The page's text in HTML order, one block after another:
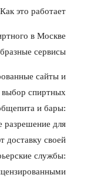
Как это работает?
в Москве
сервисы:
сайты и
спиртных
и бары:
разрешение для
доставку своей
службы: